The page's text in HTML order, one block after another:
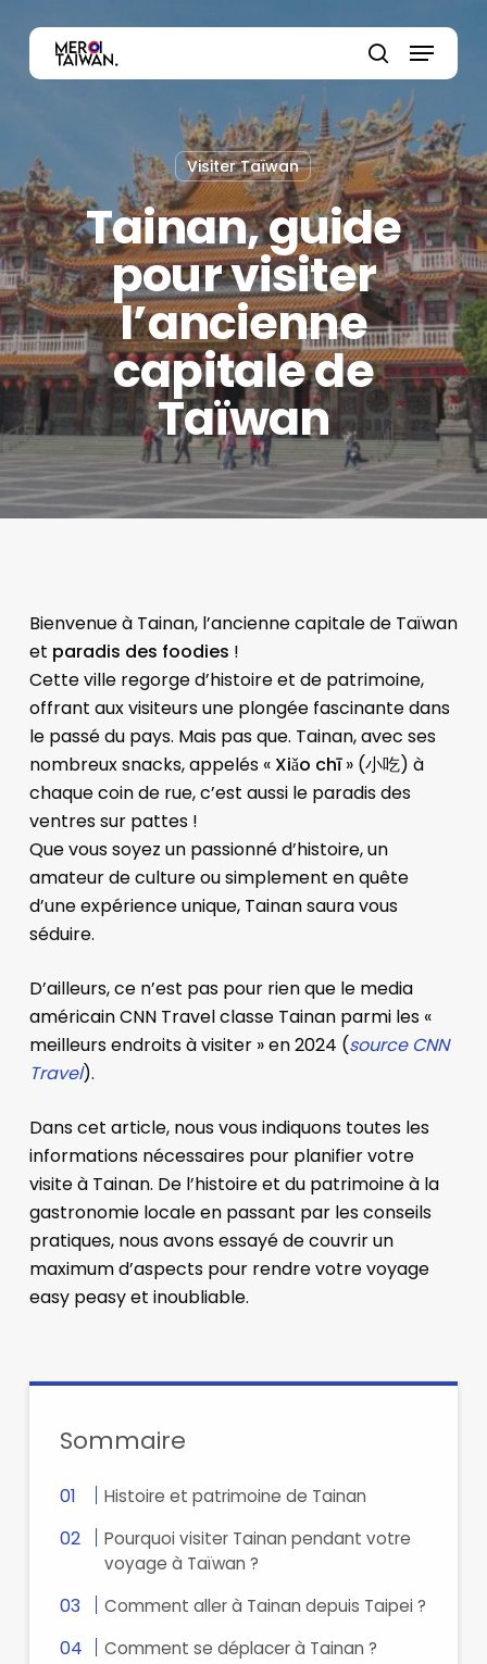
main
search
Menu
Visiter Taïwan
Tainan, guide
pour visiter
l’ancienne
capitale de
Taïwan
Bienvenue à Tainan, l’ancienne capitale de Taïwan
et paradis des foodies !
Cette ville regorge d’histoire et de patrimoine,
offrant aux visiteurs une plongée fascinante dans
le passé du pays. Mais pas que. Tainan, avec ses
nombreux snacks, appelés « Xiǎo chī» (小吃) à
chaque coin de rue, c’est aussi le paradis des
ventres sur pattes !
Que vous soyez un passionné d’histoire, un
amateur de culture ou simplement en quête
d’une expérience unique, Tainan saura vous
séduire.
D’ailleurs, ce n’est pas pour rien que le media
américain CNN Travel classe Tainan parmi les «
meilleurs endroits à visiter » en 2024 (source CNN
Travel).
Dans cet article, nous vous indiquons toutes les
informations nécessaires pour planifier votre
visite à Tainan. De l’histoire et du patrimoine à la
gastronomie locale en passant par les conseils
pratiques, nous avons essayé de couvrir un
maximum d’aspects pour rendre votre voyage
easy peasy et inoubliable.
Sommaire
Histoire et patrimoine de Tainan
Pourquoi visiter Tainan pendant votre
voyage à Taïwan ?
Comment aller à Tainan depuis Taipei ?
Comment se déplacer à Tainan ?
Close